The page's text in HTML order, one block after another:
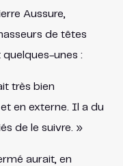
Aussure,
de têtes
unes :
très bien
en externe. Il a du
de le suivre. »
aurait, en